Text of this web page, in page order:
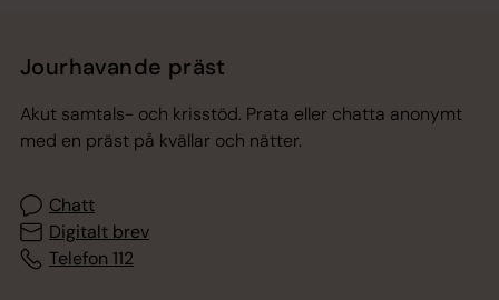
Jourhavande präst
Akut samtals- och krisstöd. Prata eller chatta anonymt
med en präst på kvällar och nätter.
Chatt
Digitalt brev
Telefon 112